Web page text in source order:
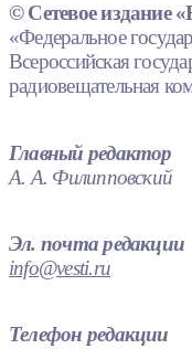
© Сетевое издание
«Федеральное
Всероссийская
радиовещательная
Главный редактор
А. А. Филипповский
Эл. почта редакции
info@vesti.ru
Телефон редакции